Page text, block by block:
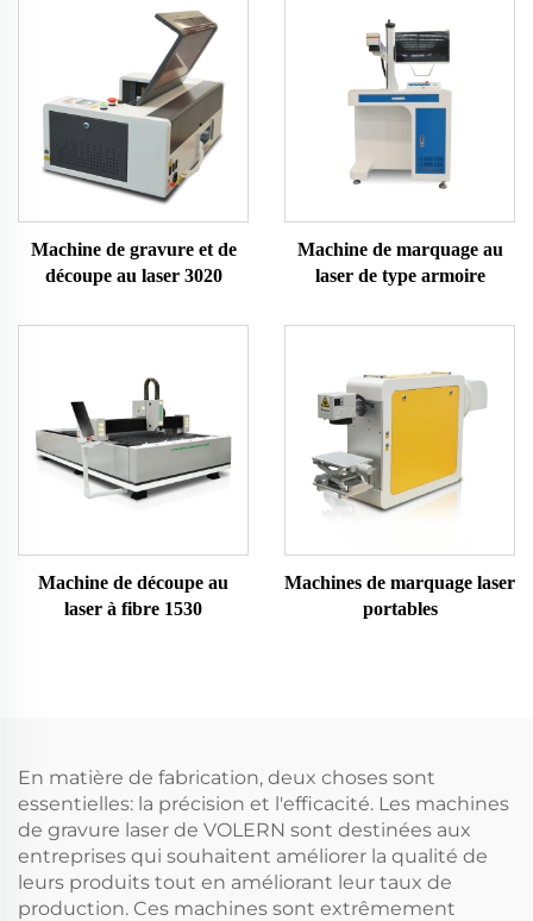
Machine de gravure et de
découpe au laser 3020
Machine de marquage au
laser de type armoire
Machine de découpe au
laser à fibre 1530
Machines de marquage laser
portables
En matière de fabrication, deux choses sont
essentielles: la précision et l'efficacité. Les machines
de gravure laser de VOLERN sont destinées aux
entreprises qui souhaitent améliorer la qualité de
leurs produits tout en améliorant leur taux de
production. Ces machines sont extrêmement